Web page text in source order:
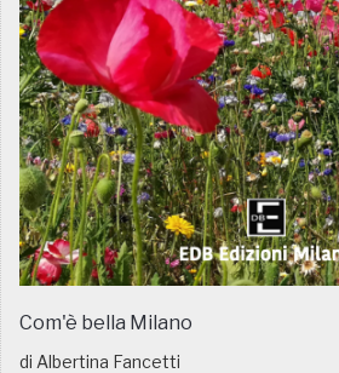
Com'è bella Milano
di Albertina Fancetti